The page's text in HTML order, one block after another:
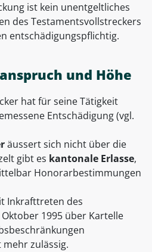
ist kein unentgeltliches
des Testamentsvollstreckers
entschädigungspflichtig.
und Höhe
hat für seine Tätigkeit
Entschädigung (vgl.
äussert sich nicht über die
gibt es kantonale Erlasse,
Honorarbestimmungen
Inkrafttreten des
1995 über Kartelle
mehr zulässig.